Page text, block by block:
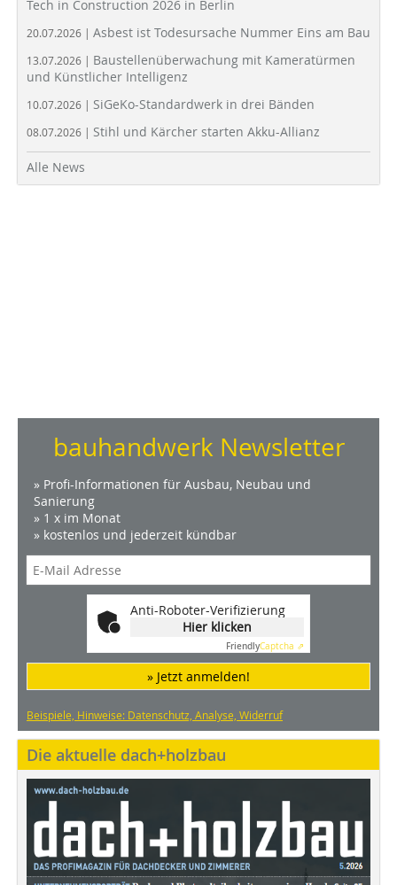
Tech in Construction 2026 in Berlin
20.07.2026 | Asbest ist Todesursache Nummer Eins am Bau
13.07.2026 | Baustellenüberwachung mit Kameratürmen
und Künstlicher Intelligenz
10.07.2026 | SiGeKo-Standardwerk in drei Bänden
08.07.2026 | Stihl und Kärcher starten Akku-Allianz
Alle News
bauhandwerk Newsletter
» Profi-Informationen für Ausbau, Neubau und
Sanierung
» 1 x im Monat
» kostenlos und jederzeit kündbar
Anti-Roboter-Verifizierung
Hier klicken
FriendlyCaptcha ⇗
» Jetzt anmelden!
Beispiele, Hinweise: Datenschutz, Analyse, Widerruf
Die aktuelle dach+holzbau